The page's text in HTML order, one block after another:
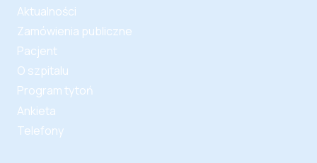
Aktualności
Zamówienia publiczne
Pacjent
O szpitalu
Program tytoń
Ankieta
Telefony